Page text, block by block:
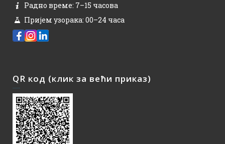
Радно време: 7–15 часова
Пријем узорака: 00–24 часа
QR код (клик за већи приказ)